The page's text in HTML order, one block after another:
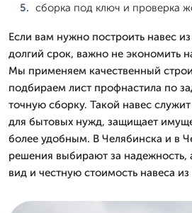
сборка под ключ и проверка
Если вам нужно построить навес
долгий срок, важно не экономить
Мы применяем качественный
подбираем лист профнастила по
точную сборку. Такой навес
для бытовых нужд, защищает
более удобным. В Челябинска и в
решения выбирают за надежность,
вид и честную стоимость навеса